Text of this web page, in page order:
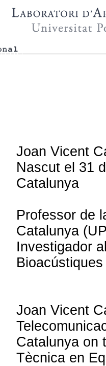
Joan Vicent
Nascut el 31
Catalunya
Professor de
Catalunya
Investigador
Joan Vicent
Catalunya on
Tècnica en